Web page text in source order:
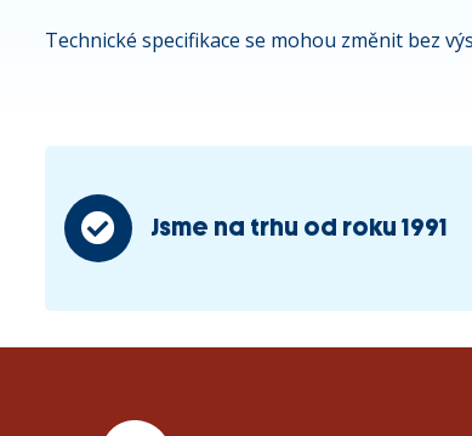
Technické specifikace se mohou změnit bez
Jsme na trhu od roku 1991